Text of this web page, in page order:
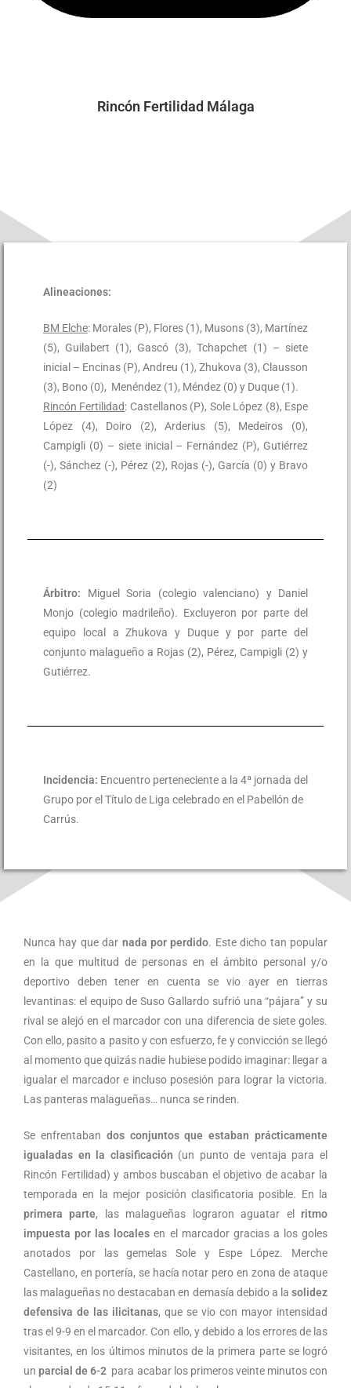
Rincón Fertilidad Málaga
Alineaciones:
BM Elche: Morales (P), Flores (1), Musons (3), Martínez
(5), Guilabert (1), Gascó (3), Tchapchet (1) – siete
inicial – Encinas (P), Andreu (1), Zhukova (3), Clausson
(3), Bono (0), Menéndez (1), Méndez (0) y Duque (1).
Rincón Fertilidad: Castellanos (P), Sole López (8), Espe
López (4), Doiro (2), Arderius (5), Medeiros (0),
Campigli (0) – siete inicial – Fernández (P), Gutiérrez
(-), Sánchez (-), Pérez (2), Rojas (-), García (0) y Bravo
(2)
Árbitro: Miguel Soria (colegio valenciano) y Daniel
Monjo (colegio madrileño). Excluyeron por parte del
equipo local a Zhukova y Duque y por parte del
conjunto malagueño a Rojas (2), Pérez, Campigli (2) y
Gutiérrez.
Incidencia: Encuentro perteneciente a la 4ª jornada del
Grupo por el Título de Liga celebrado en el Pabellón de
Carrús.
Nunca hay que dar nada por perdido. Este dicho tan popular
en la que multitud de personas en el ámbito personal y/o
deportivo deben tener en cuenta se vio ayer en tierras
levantinas: el equipo de Suso Gallardo sufrió una “pájara” y su
rival se alejó en el marcador con una diferencia de siete goles.
Con ello, pasito a pasito y con esfuerzo, fe y convicción se llegó
al momento que quizás nadie hubiese podido imaginar: llegar a
igualar el marcador e incluso posesión para lograr la victoria.
Las panteras malagueñas… nunca se rinden.
Se enfrentaban dos conjuntos que estaban prácticamente
igualadas en la clasificación (un punto de ventaja para el
Rincón Fertilidad) y ambos buscaban el objetivo de acabar la
temporada en la mejor posición clasificatoria posible. En la
primera parte, las malagueñas lograron aguatar elritmo
impuesta por las locales en el marcador gracias a los goles
anotados por las gemelas Sole y Espe López. Merche
Castellano, en portería, se hacía notar pero en zona de ataque
las malagueñas no destacaban en demasía debido a la solidez
defensiva de las ilicitanas, que se vio con mayor intensidad
tras el 9-9 en el marcador. Con ello, y debido a los errores de las
visitantes, en los últimos minutos de la primera parte se logró
unparcial de 6-2 para acabar los primeros veinte minutos con